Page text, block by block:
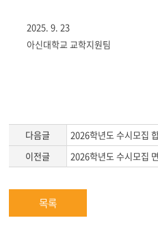
2025. 9. 23
아신대학교 교학지원팀
다음글
2026학년도 수시모집
이전글
2026학년도 수시모집
목록